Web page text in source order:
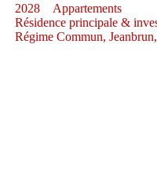
2028
Appartements
Résidence principale &
Régime Commun,